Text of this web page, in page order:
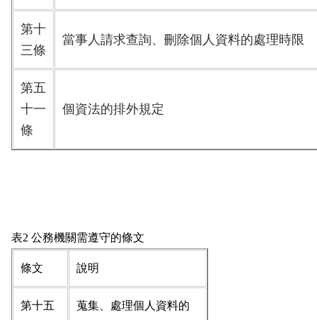
第十
三條
當事人請求查詢、刪除個人資料的處理時限
第五
十一
條
個資法的排外規定
表2 公務機關需遵守的條文
條文 說明
第十五 蒐集、處理個人資料的